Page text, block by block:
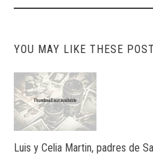
YOU MAY LIKE THESE
Luis y Celia Martin, padres de